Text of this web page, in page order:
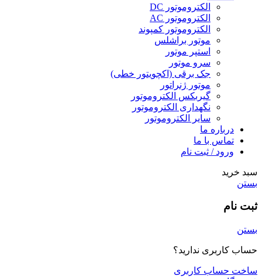
الکتروموتور DC
الکتروموتور AC
الکتروموتور کمپوند
موتور براشلس
استپر موتور
سرو موتور
جک برقی (اکچویتور خطی)
موتور ژنراتور
گیربکس الکتروموتور
نگهداری الکتروموتور
سایر الکتروموتور
درباره ما
تماس با ما
ورود / ثبت نام
سبد خرید
بستن
ثبت نام
بستن
حساب کاربری ندارید؟
ساخت حساب کاربری